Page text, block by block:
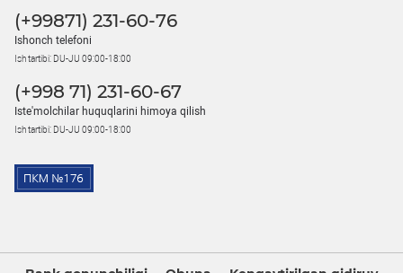
(+99871) 231-60-76
Ishonch telefoni
Ish tartibi: DU-JU 09:00-18:00
(+998 71) 231-60-67
Iste'molchilar huquqlarini himoya qilish
Ish tartibi: DU-JU 09:00-18:00